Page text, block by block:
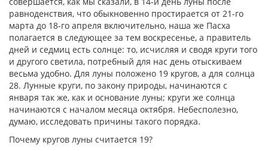
равноденствия, что обыкновенно простирается от 21-го
марта до 18-го апреля включительно, наша же Пасха
полагается в следующее за тем воскресенье, а правитель
дней и седмиц есть солнце: то, исчисляя и сводя круги того
и другого светила, потребный для нас день отыскиваем
весьма удобно. Для луны положено 19 кругов, а для солнца
28. Лунные круги, по закону природы, начинаются с
января так же, как и основание луны; круги же солнца
начинаются с началом месяца октября. Небесполезно,
думаю, исследовать причины такого порядка.
Почему кругов луны считается 19?